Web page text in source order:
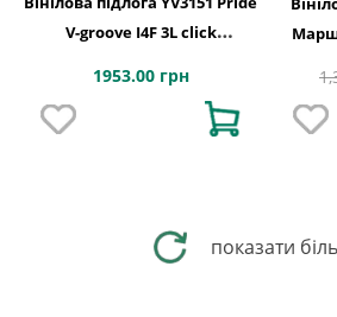
V-groove I4F 3L click
1953.00 грн
показати